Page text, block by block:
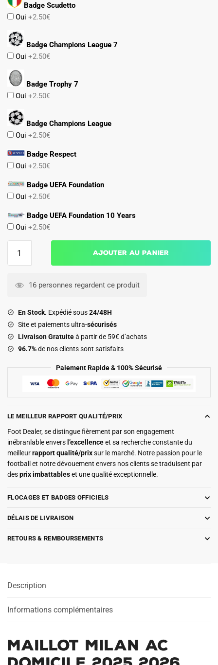
Badge Scudetto
Oui +2.50€
Badge Champions League 7
Oui +2.50€
Badge Trophy 7
Oui +2.50€
Badge Champions League
Oui +2.50€
Badge Respect
Oui +2.50€
Badge UEFA Foundation
Oui +2.50€
Badge UEFA Foundation 10 Years
Oui +2.50€
Milan
2025
2026
Joao
Félix
Ajouter au panier
16 personnes regardent ce produit
En Stock. Expédié sous24/48H
Site et paiements ultra-sécurisés
Livraison Gratuiteà partir de 59€ d’achats
96.7%de nos clients sont satisfaits
Paiement Rapide & 100% Sécurisé
LE MEILLEUR RAPPORT QUALITÉ/PRIX
Foot Dealer, se distingue fièrement par son engagement
inébranlable envers l’excellenceet sa recherche constante du
meilleurrapport qualité/prixsur le marché. Notre passion pour le
football et notre dévouement envers nos clients se traduisent par
desprix imbattableset une qualité exceptionnelle.
FLOCAGES ET BADGES OFFICIELS
DÉLAIS DE LIVRAISON
RETOURS & REMBOURSEMENTS
Description
Informations complémentaires
Maillot Milan AC